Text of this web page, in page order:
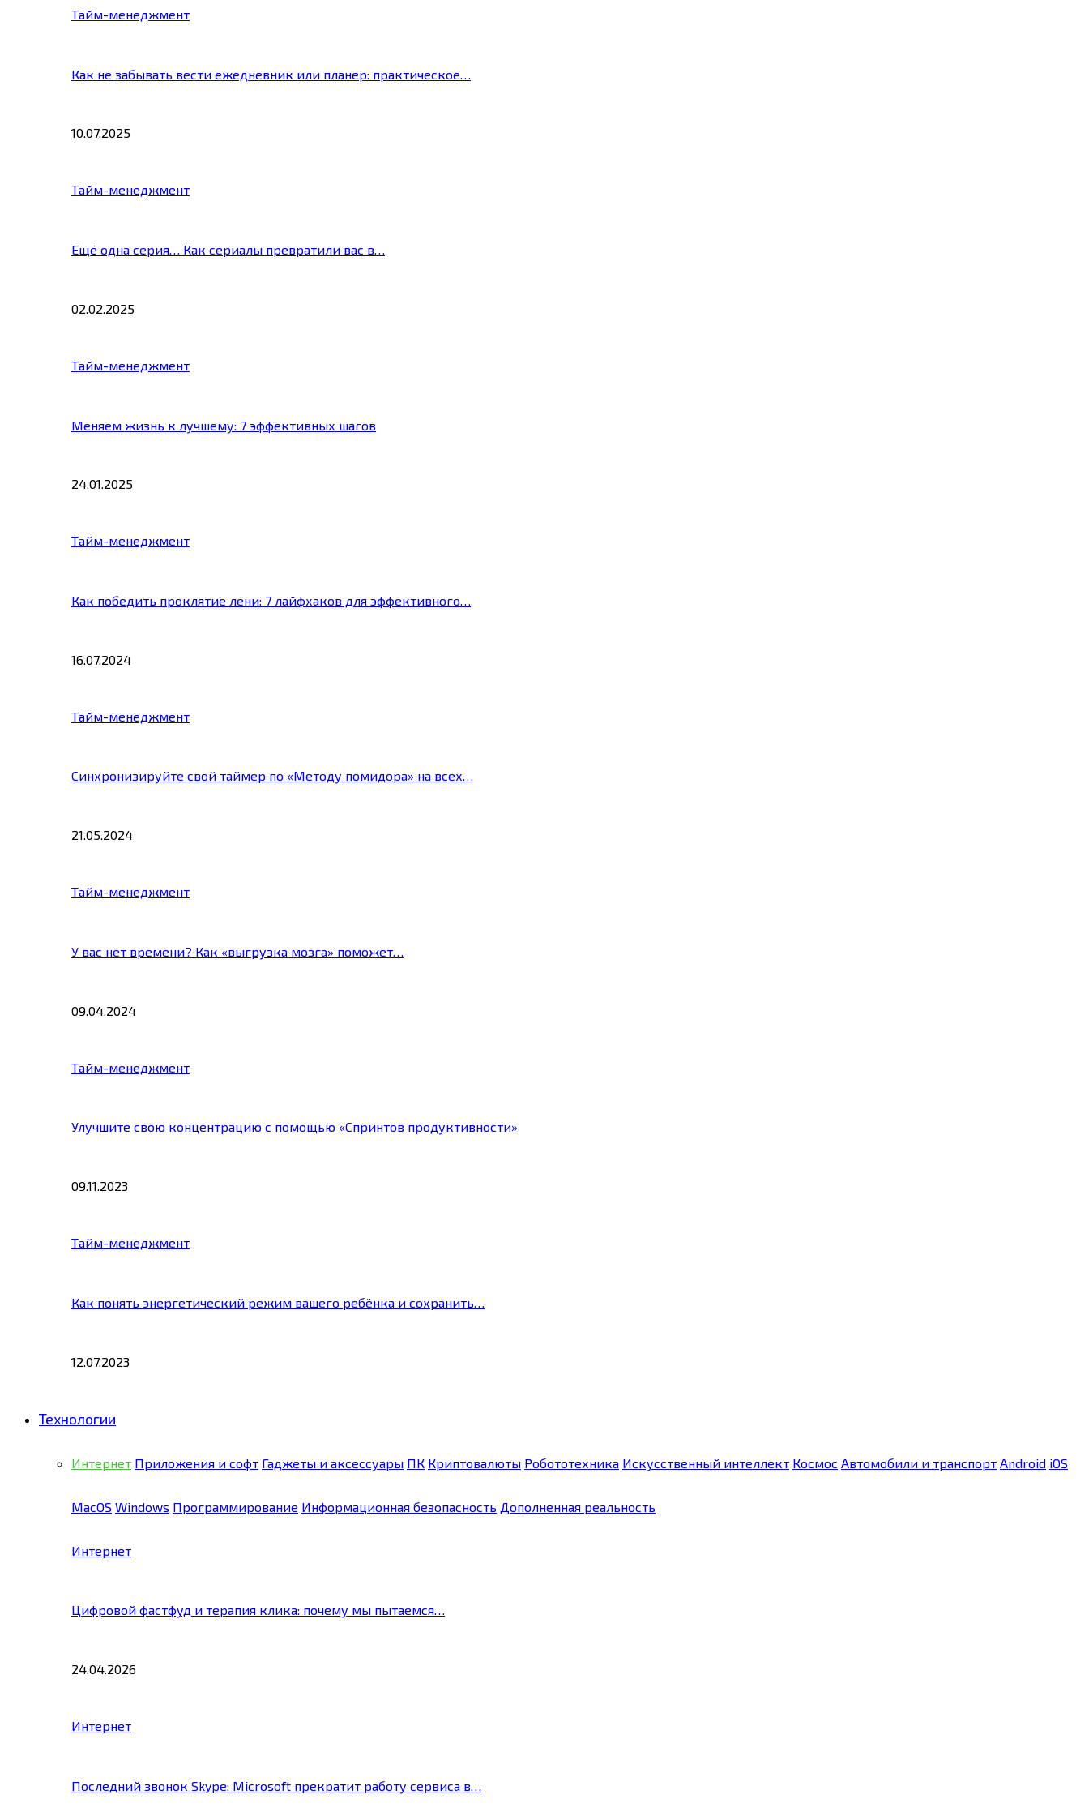
Тайм-менеджмент
Как не забывать вести ежедневник или планер: практическое…
10.07.2025
Тайм-менеджмент
Ещё одна серия… Как сериалы превратили вас в…
02.02.2025
Тайм-менеджмент
Меняем жизнь к лучшему: 7 эффективных шагов
24.01.2025
Тайм-менеджмент
Как победить проклятие лени: 7 лайфхаков для эффективного…
16.07.2024
Тайм-менеджмент
Синхронизируйте свой таймер по «Методу помидора» на всех…
21.05.2024
Тайм-менеджмент
У вас нет времени? Как «выгрузка мозга» поможет…
09.04.2024
Тайм-менеджмент
Улучшите свою концентрацию с помощью «Спринтов продуктивности»
09.11.2023
Тайм-менеджмент
Как понять энергетический режим вашего ребёнка и сохранить…
12.07.2023
Технологии
Интернет Приложения и софт Гаджеты и аксессуары ПК Криптовалюты Робототехника Искусственный интеллект Космос Автомобили и транспорт Android iOS
MacOS Windows Программирование Информационная безопасность Дополненная реальность
Интернет
Цифровой фастфуд и терапия клика: почему мы пытаемся…
24.04.2026
Интернет
Последний звонок Skype: Microsoft прекратит работу сервиса в…